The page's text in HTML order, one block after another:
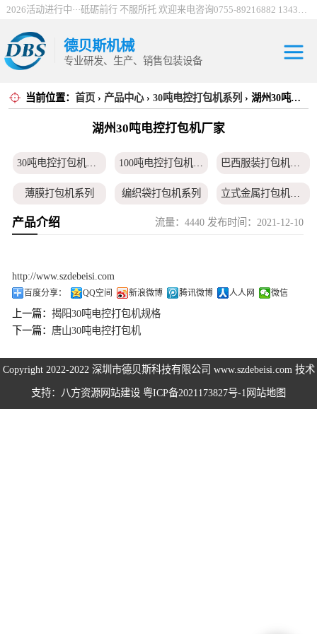
2026活动进行中···砥砺前行 不服所托 欢迎来电咨询0755-89216882 13430912198
德贝斯机械
专业研发、生产、销售包装设备
当前位置： 首页 › 产品中心› 30吨电控打包机系列 › 湖州30吨电控打包机厂家
湖州30吨电控打包机厂家
薄膜打包机系列 编织袋打包机系列
废纸打包机系列 海绵打包机系列 鸡鸭毛压水机系列
易拉罐打包机系列
产品介绍 流量：4440 发布时间：2021-12-10
http://www.szdebeisi.com
百度分享： QQ空间 新浪微博 腾讯微博 人人网 微信
上一篇：揭阳30吨电控打包机规格
下一篇： 唐山30吨电控打包机
Copyright 2022-2022 深圳市德贝斯科技有限公司 www.szdebeisi.com 技术
支持：八方资源网站建设 粤ICP备2021173827号-1 网站地图
30吨电控打包机
100吨电控打包机
系列
巴西服装打包机
系列
薄膜打包机系列
编织袋打包机系
列
立式金属打包机
系列
废纸打包机系列
鸡鸭毛压水机系
列
围栏服装打包机